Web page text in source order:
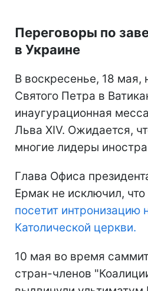
Переговоры по
в Украине
В воскресенье, 18 мая,
Святого Петра в
инаугурационная
Льва XIV. Ожидается,
многие лидеры
Глава Офиса
Ермак не исключил, что
посетит интронизацию
Католической церкви.
10 мая во время
стран-членов